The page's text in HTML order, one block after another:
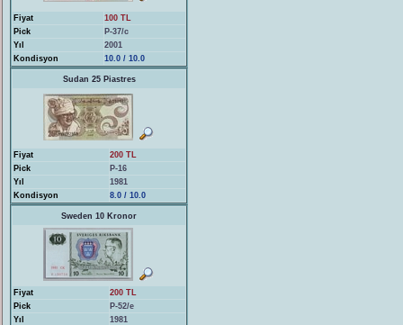
Fiyat
100 TL
Pick
P-37/c
Yıl
2001
Kondisyon
10.0 / 10.0
Sudan 25 Piastres
Fiyat
200 TL
Pick
P-16
Yıl
1981
Kondisyon
8.0 / 10.0
Sweden 10 Kronor
Fiyat
200 TL
Pick
P-52/e
Yıl
1981